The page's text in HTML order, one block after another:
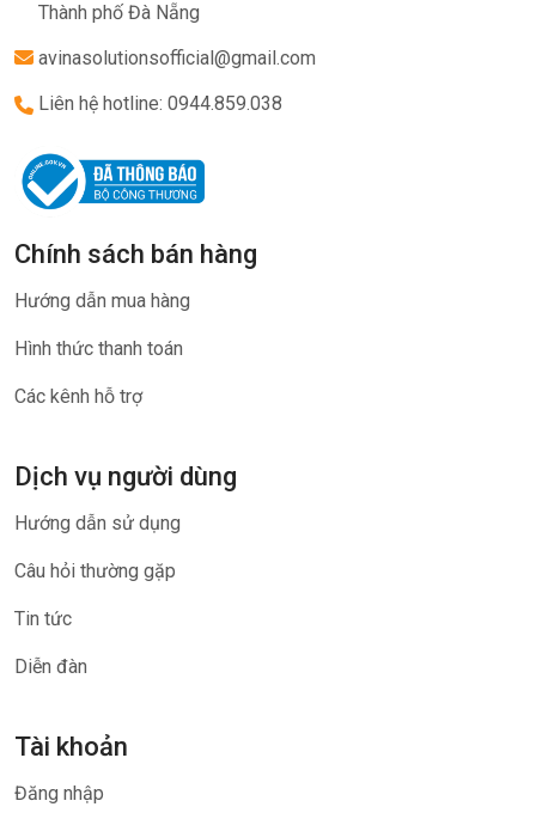
Thành phố Đà Nẵng
avinasolutionsofficial@gmail.com
Liên hệ hotline: 0944.859.038
Chính sách bán hàng
Hướng dẫn mua hàng
Hình thức thanh toán
Các kênh hỗ trợ
Dịch vụ người dùng
Hướng dẫn sử dụng
Câu hỏi thường gặp
Tin tức
Diễn đàn
Tài khoản
Đăng nhập